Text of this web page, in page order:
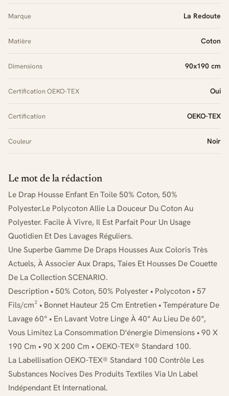
Marque La Redoute
Matière Coton
Dimensions 90x190 cm
Certification OEKO-TEX Oui
Certification OEKO-TEX
Couleur Noir
Le mot de la rédaction
Le Drap Housse Enfant En Toile 50% Coton, 50%
Polyester.Le Polycoton Allie La Douceur Du Coton Au
Polyester. Facile À Vivre, Il Est Parfait Pour Un Usage
Quotidien Et Des Lavages Réguliers.
Une Superbe Gamme De Draps Housses Aux Coloris Très
Actuels, À Associer Aux Draps, Taies Et Housses De Couette
De La Collection SCENARIO.
Description • 50% Coton, 50% Polyester • Polycoton • 57
Fils/cm² • Bonnet Hauteur 25 Cm Entretien • Température De
Lavage 60° • En Lavant Votre Linge À 40° Au Lieu De 60°,
Vous Limitez La Consommation D'énergie Dimensions • 90 X
190 Cm • 90 X 200 Cm • OEKO-TEX® Standard 100.
La Labellisation OEKO-TEX® Standard 100 Contrôle Les
Substances Nocives Des Produits Textiles Via Un Label
Indépendant Et International.